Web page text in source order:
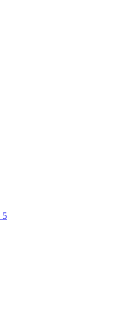
5